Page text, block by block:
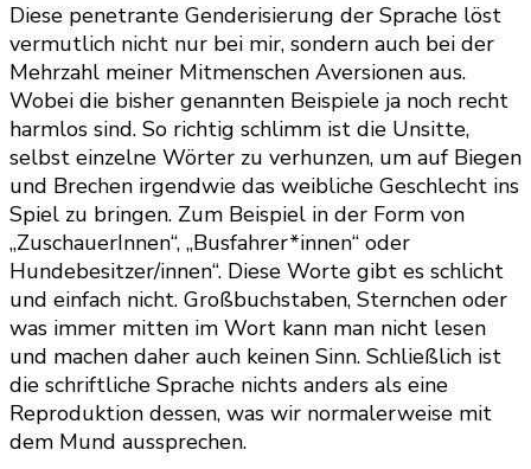
Diese penetrante Genderisierung der Sprache löst
vermutlich nicht nur bei mir, sondern auch bei der
Mehrzahl meiner Mitmenschen Aversionen aus.
Wobei die bisher genannten Beispiele ja noch recht
harmlos sind. So richtig schlimm ist die Unsitte,
selbst einzelne Wörter zu verhunzen, um auf Biegen
und Brechen irgendwie das weibliche Geschlecht ins
Spiel zu bringen. Zum Beispiel in der Form von
„ZuschauerInnen“, „Busfahrer*innen“ oder
Hundebesitzer/innen“. Diese Worte gibt es schlicht
und einfach nicht. Großbuchstaben, Sternchen oder
was immer mitten im Wort kann man nicht lesen
und machen daher auch keinen Sinn. Schließlich ist
die schriftliche Sprache nichts anders als eine
Reproduktion dessen, was wir normalerweise mit
dem Mund aussprechen.